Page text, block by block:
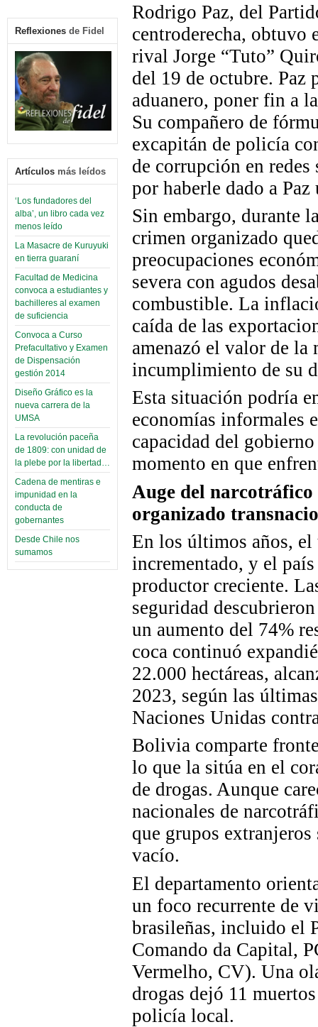
Reflexiones de Fidel
Artículos más leídos
‘Los fundadores del
alba’, un libro cada vez
menos leído
La Masacre de Kuruyuki
en tierra guaraní
Facultad de Medicina
convoca a estudiantes y
bachilleres al examen
de suficiencia
Convoca a Curso
Prefacultativo y Examen
de Dispensación
gestión 2014
Diseño Gráfico es la
nueva carrera de la
UMSA
La revolución paceña
de 1809: con unidad de
la plebe por la libertad…
Cadena de mentiras e
impunidad en la
conducta de
gobernantes
Desde Chile nos
sumamos
Rodrigo Paz, del
centroderecha, obtuvo
rival Jorge “Tuto”
del 19 de octubre.
aduanero, poner fin a
Su compañero de
excapitán de policía
de corrupción en
por haberle dado a
Sin embargo, durante
crimen organizado
preocupaciones
severa con agudos
combustible. La
caída de las
amenazó el valor de
incumplimiento de su
Esta situación podría
economías informales
capacidad del
momento en que
Auge del
organizado
En los últimos años,
incrementado, y el
productor creciente.
seguridad descubrieron
un aumento del 74%
coca continuó
22.000 hectáreas,
2023, según las
Naciones Unidas
Bolivia comparte
lo que la sitúa en el
de drogas. Aunque
nacionales de
que grupos extranjeros
vacío.
El departamento
un foco recurrente de
brasileñas, incluido el
Comando da Capital,
Vermelho, CV). Una
drogas dejó 11
policía local.